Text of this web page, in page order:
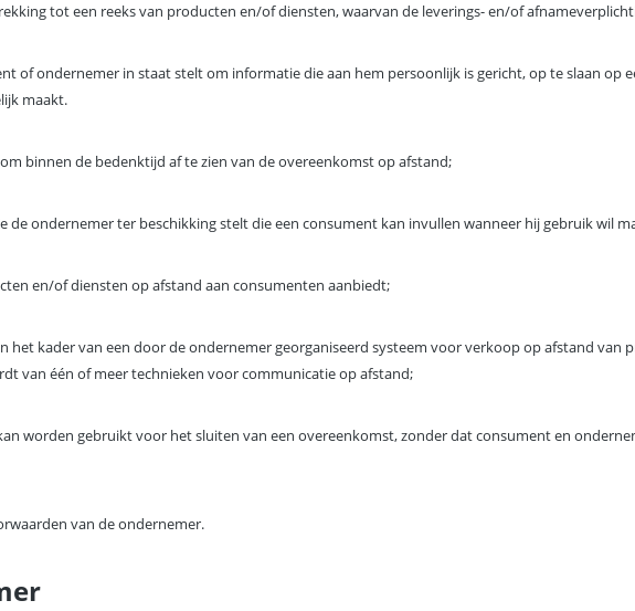
tot een reeks van producten en/of diensten, waarvan de leverings- en/of
of ondernemer in staat stelt om informatie die aan hem persoonlijk is gericht, op te slaan op
maakt.
binnen de bedenktijd af te zien van de overeenkomst op afstand;
ondernemer ter beschikking stelt die een consument kan invullen wanneer hij gebruik wil
en/of diensten op afstand aan consumenten aanbiedt;
het kader van een door de ondernemer georganiseerd systeem voor verkoop op afstand
van één of meer technieken voor communicatie op afstand;
worden gebruikt voor het sluiten van een overeenkomst, zonder dat consument en
van de ondernemer.